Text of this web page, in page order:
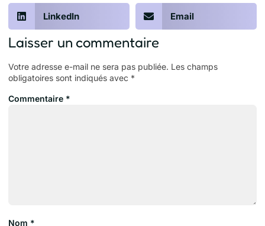
LinkedIn Email
Laisser un commentaire
Votre adresse e-mail ne sera pas publiée. Les champs
obligatoires sont indiqués avec *
Commentaire *
Nom *